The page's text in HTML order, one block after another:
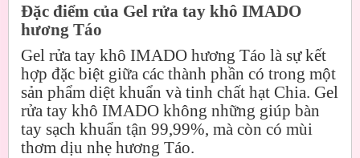
Đặc điểm của Gel rửa tay khô IMADO
hương Táo
Gel rửa tay khô IMADO hương Táo là sự kết
hợp đặc biệt giữa các thành phần có trong một
sản phẩm diệt khuẩn và tinh chất hạt Chia. Gel
rửa tay khô IMADO không những giúp bàn
tay sạch khuẩn tận 99,99%, mà còn có mùi
thơm dịu nhẹ hương Táo.